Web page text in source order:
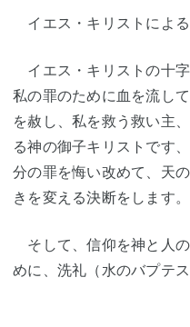
イエス・キリストによる
イエス・キリストの十
私の罪のために血を流し
を赦し、私を救う救い主
る神の御子キリストです
分の罪を悔い改めて、天
きを変える決断をします。
そして、信仰を神と人
めに、洗礼（水のバプテ